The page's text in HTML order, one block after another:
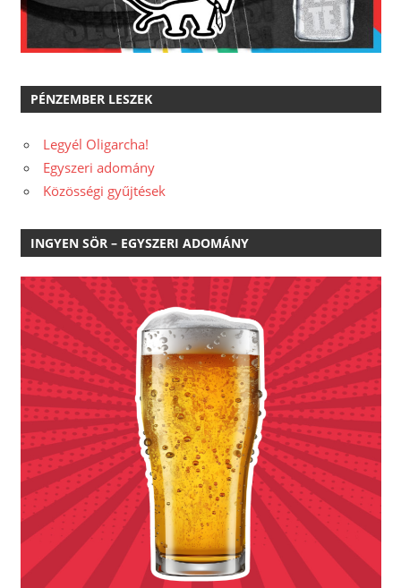
PÉNZEMBER LESZEK
Legyél Oligarcha!
Egyszeri adomány
Közösségi gyűjtések
INGYEN SÖR – EGYSZERI ADOMÁNY